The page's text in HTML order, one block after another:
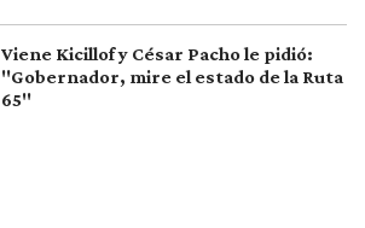
Viene Kicillof y César Pacho le pidió:
"Gobernador, mire el estado de la Ruta
65"